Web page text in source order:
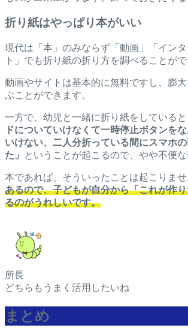
折り紙はやっぱり本がいい
現代は「本」のみならず「動画」「イン
ト」でも折り紙の折り方を調べることがで
動画やサイトは基本的に無料ですし、膨
ぶことができます。
一方で、幼児と一緒に折り紙をしていると
ドについていけなくて一時停止ボタンを
いけない、二人分折っている間にスマホ
た」
ということが起こるので、やや不便な
本であれば、そういったことは起こりませ
あるので、子どもが自分から「これが作
るのがうれしいです。
所長
どちらもうまく活用したいね
まとめ